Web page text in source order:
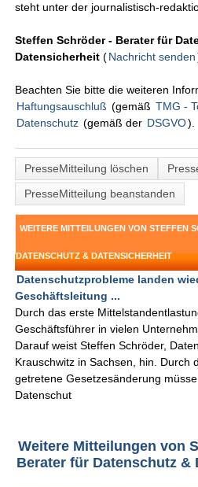
steht unter der journalistisch-
Steffen Schröder - Berater für
Datensicherheit (Nachricht senden
Beachten Sie bitte die weiteren
Haftungsauschluß (gemäß TMG -
Datenschutz (gemäß der DSGVO).
PresseMitteilung löschen
PresseMitteilung beanstanden
WEITERE MITTEILUNGEN VON STEFFEN
DATENSCHUTZ & DATENSICHERHEIT
Datenschutzprobleme landen
Geschäftsleitung ...
Durch das erste
Geschäftsführer in vielen
Darauf weist Steffen Schröder,
Krauschwitz in Sachsen, hin. Durch
getretene Gesetzesänderung
Datenschut
Weitere Mitteilungen von
Berater für Datenschutz &